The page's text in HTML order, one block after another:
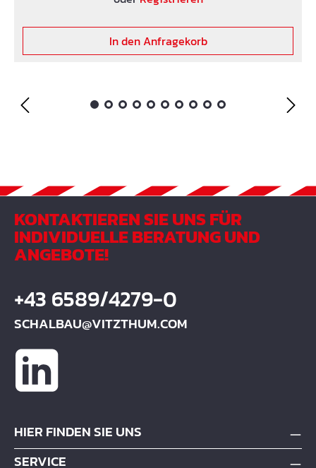
In den Anfragekorb
KONTAKTIEREN SIE UNS FÜR
INDIVIDUELLE BERATUNG UND
ANGEBOTE!
+43 6589/4279-0
SCHALBAU@VITZTHUM.COM
HIER FINDEN SIE UNS
SERVICE